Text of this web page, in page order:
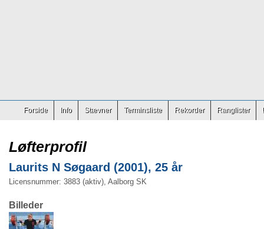
Forside Info Stævner Terminsliste Rekorder Ranglister
Løfterprofil
Laurits N Søgaard (2001), 25 år
Licensnummer: 3883 (aktiv), Aalborg SK
Billeder